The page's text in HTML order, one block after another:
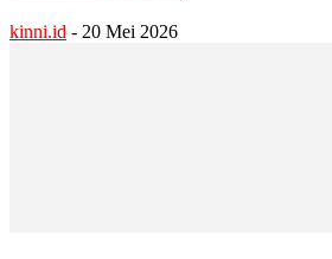
kinni.id - 20 Mei 2026